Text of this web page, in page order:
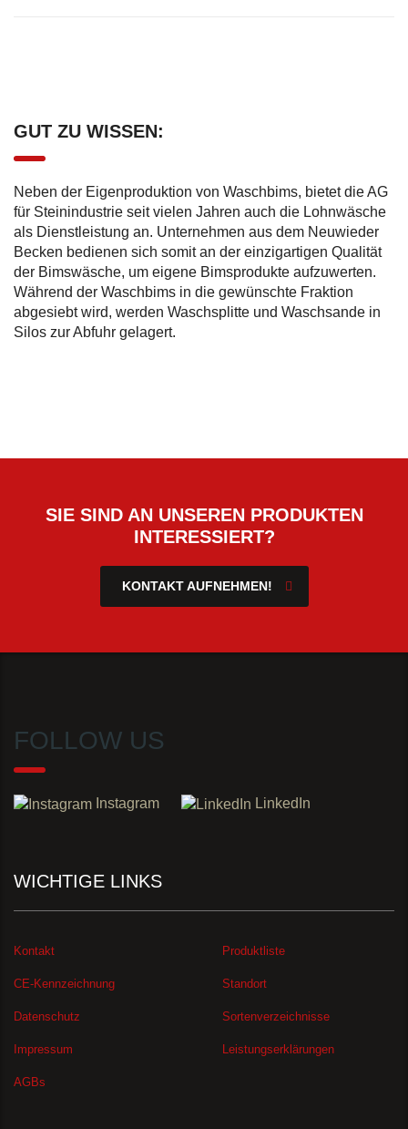
GUT ZU WISSEN:
Neben der Eigenproduktion von Waschbims, bietet die AG
für Steinindustrie seit vielen Jahren auch die Lohnwäsche
als Dienstleistung an. Unternehmen aus dem Neuwieder
Becken bedienen sich somit an der einzigartigen Qualität
der Bimswäsche, um eigene Bimsprodukte aufzuwerten.
Während der Waschbims in die gewünschte Fraktion
abgesiebt wird, werden Waschsplitte und Waschsande in
Silos zur Abfuhr gelagert.
SIE SIND AN UNSEREN PRODUKTEN
INTERESSIERT?
KONTAKT AUFNEHMEN!
FOLLOW US
Instagram LinkedIn
WICHTIGE LINKS
Kontakt Produktliste
CE-Kennzeichnung Standort
Datenschutz Sortenverzeichnisse
Impressum Leistungserklärungen
AGBs